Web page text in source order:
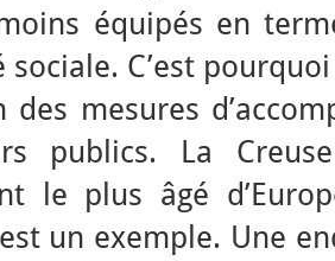
équipés en
sociale. C’est
des mesures
publics. La
le plus âgé
un exemple. Une